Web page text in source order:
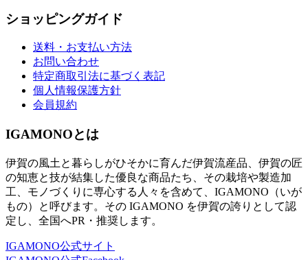
ショッピングガイド
送料・お支払い方法
お問い合わせ
特定商取引法に基づく表記
個人情報保護方針
会員規約
IGAMONOとは
伊賀の風土と暮らしがひそかに育んだ伊賀流産品、伊賀の匠
の知恵と技が結集した優良な商品たち、その栽培や製造加
工、モノづくりに専心する人々を含めて、IGAMONO（いが
もの）と呼びます。その IGAMONO を伊賀の誇りとして認
定し、全国へPR・推奨します。
IGAMONO公式サイト